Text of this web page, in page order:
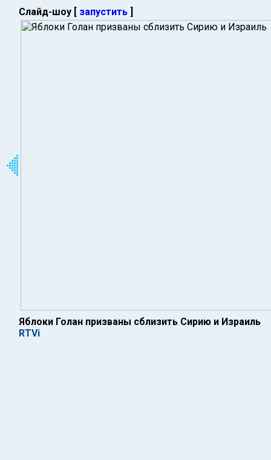
Слайд-шоу [ запустить ]
Яблоки Голан призваны сблизить Сирию и Израиль
RTVi